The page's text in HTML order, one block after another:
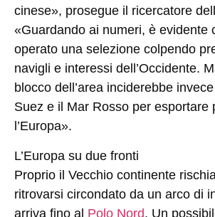
cinese», prosegue il ricercatore
«Guardando ai numeri, è evidente
operato una selezione colpendo
navigli e interessi dell’Occidente.
blocco dell’area inciderebbe
Suez e il Mar Rosso per esportare
l’Europa».
L’Europa su due fronti
Proprio il Vecchio continente
ritrovarsi circondato da un arco di
arriva fino al Polo Nord. Un